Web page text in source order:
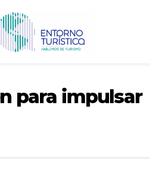
para impulsar